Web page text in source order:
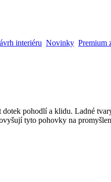
interiéru Novinky Premium
pohodlí a klidu. Ladné
tyto pohovky na